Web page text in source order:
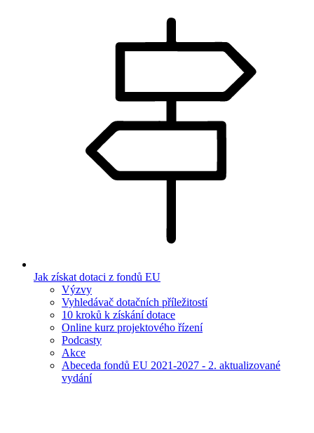
Jak získat dotaci z fondů EU
Výzvy
Vyhledávač dotačních příležitostí
10 kroků k získání dotace
Online kurz projektového řízení
Podcasty
Akce
Abeceda fondů EU 2021-2027 - 2. aktualizované
vydání